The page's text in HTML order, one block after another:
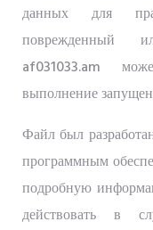
данных для
поврежденный
af031033.am
выполнение
Файл был
программным
подробную
действовать в